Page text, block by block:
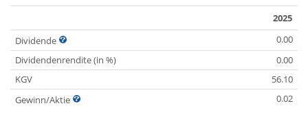
2025
Dividende
0.00
Dividendenrendite (in %)
0.00
KGV
56.10
Gewinn/Aktie
0.02